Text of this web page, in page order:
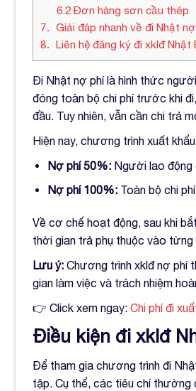
6.2Đơn hàng sơn cầu thép
7
Giải đáp nhanh về đi Nhật
8
Liên hệ đăng ký đi xklđ Nhật
Đi Nhật nợ phí là hình thức
đóng toàn bộ chi phí trước khi
đầu. Tuy nhiên, vẫn cần chi trả
Hiện nay, chương trình xuất
Nợ phí 50%:Người lao động
Nợ phí 100%:Toàn bộ chi
Về cơ chế hoạt động, sau khi
thời gian trả phụ thuộc vào
Lưu ý: Chương trình xklđ nợ phí
gian làm việc và trách nhiệm
👉 Click xem ngay: Chi phí đi
Điều kiện đi xklđ
Để tham gia chương trình đi
tập. Cụ thể, các tiêu chí